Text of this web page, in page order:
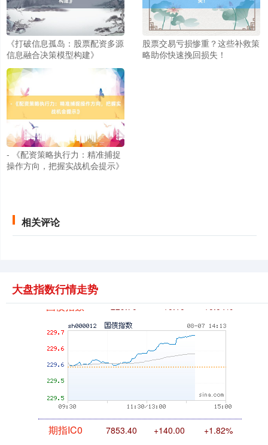
《打破信息孤岛：股票配资多源
信息融合决策模型构建》
股票交易亏损惨重？这些补救策
略助你快速挽回损失！
- 《配资策略执行力：精准捕捉
操作方向，把握实战机会提示》
相关评论
大盘指数行情走势
3558.57
国债指数 229.70 +0.04%